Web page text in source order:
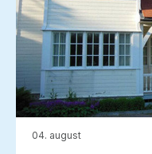
04. august